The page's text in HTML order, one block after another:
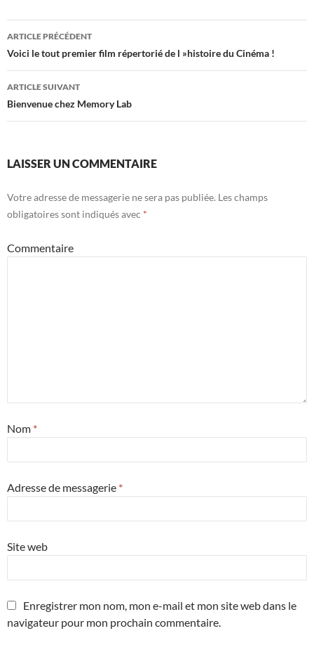
Navigation
des
articles
ARTICLE PRÉCÉDENT
Voici le tout premier film répertorié de l »histoire du Cinéma !
ARTICLE SUIVANT
Bienvenue chez Memory Lab
LAISSER UN COMMENTAIRE
Votre adresse de messagerie ne sera pas publiée. Les champs
obligatoires sont indiqués avec *
Commentaire
Nom *
Adresse de messagerie *
Site web
Enregistrer mon nom, mon e-mail et mon site web dans le
navigateur pour mon prochain commentaire.